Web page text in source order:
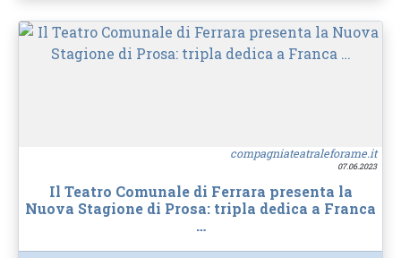
compagniateatraleforame.it
07.06.2023
Il Teatro Comunale di Ferrara presenta la
Nuova Stagione di Prosa: tripla dedica a Franca
…